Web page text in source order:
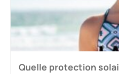
Quelle protection